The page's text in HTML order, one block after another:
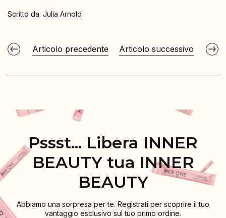
Scritto da: Julia Arnold
Articolo precedente Articolo successivo
Pssst... Libera INNER
BEAUTY tua INNER
BEAUTY
Abbiamo una sorpresa per te. Registrati per scoprire il tuo
vantaggio esclusivo sul tuo primo ordine.